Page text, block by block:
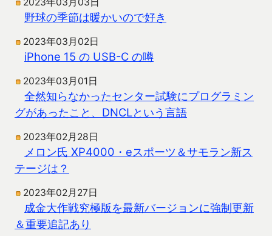
2023年03月03日
野球の季節は暖かいので好き
2023年03月02日
iPhone 15 の USB-C の噂
2023年03月01日
全然知らなかったセンター試験にプログラミン
グがあったこと、DNCLという言語
2023年02月28日
メロン氏 XP4000・eスポーツ＆サモラン新ス
テージは？
2023年02月27日
成金大作戦究極版を最新バージョンに強制更新
＆重要追記あり